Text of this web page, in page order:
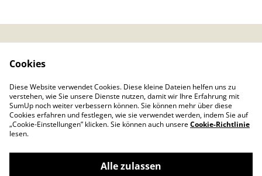
ngen von SumUp
Impressum
Cookies
Diese Website verwendet Cookies. Diese kleine Dateien helfen uns zu
verstehen, wie Sie unsere Dienste nutzen, damit wir Ihre Erfahrung mit
SumUp noch weiter verbessern können. Sie können mehr über diese
Cookies erfahren und festlegen, wie sie verwendet werden, indem Sie auf
„Cookie-Einstellungen” klicken. Sie können auch unsereCookie-Richtlinie
lesen.
Alle zulassen